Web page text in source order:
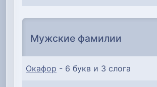
Мужские фамилии
Окафор - 6 букв и 3 слога